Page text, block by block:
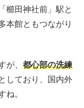
櫛田神社前」駅と
本館ともつながり
が、 都心部の洗練
としており、国内外
ね。